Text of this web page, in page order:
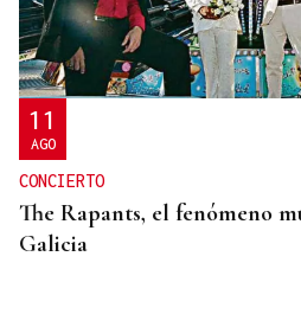
11
AGO
CONCIERTO
The Rapants, el fenómeno
Galicia